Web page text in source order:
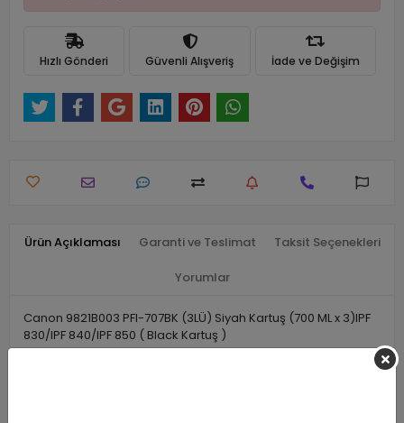
Hızlı Gönderi Güvenli Alışveriş İade ve Değişim
Ürün Açıklaması Garanti ve Teslimat Taksit Seçenekleri
Yorumlar
Canon 9821B003 PFI-707BK (3LÜ) Siyah Kartuş (700 ML x 3)IPF
830/IPF 840/IPF 850 ( Black Kartuş )